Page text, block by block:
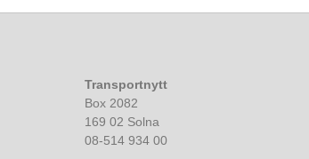
Transportnytt
Box 2082
169 02 Solna
08-514 934 00